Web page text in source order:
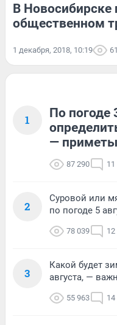
В Новосибирске
общественном
1 декабря, 2018, 10:19
1
По погоде
—
87 290 11
2
Суровой или
по погоде 5
78 039 12
3
Какой будет
августа, —
55 963 14